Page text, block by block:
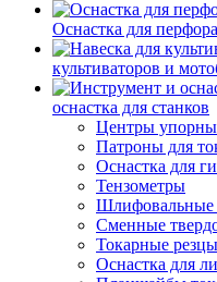
Оснастка для
культиваторов и
оснастка для станков
Центры
Патроны для
Оснастка для
Тензометры
Шлифовальные
Сменные
Токарные резцы
Оснастка для